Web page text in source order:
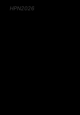
HPN2026